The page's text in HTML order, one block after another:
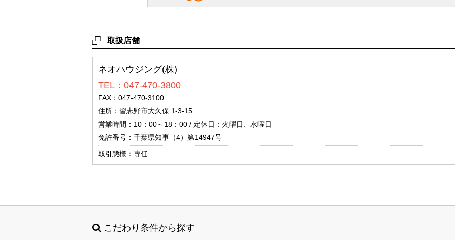
取扱店舗
ネオハウジング(株)
TEL：047-470-3800
FAX：047-470-3100
住所：習志野市大久保 1-3-15
営業時間：10：00～18：00 / 定休日：火曜日、水曜日
免許番号：千葉県知事（4）第14947号
取引態様：専任
こだわり条件から探す